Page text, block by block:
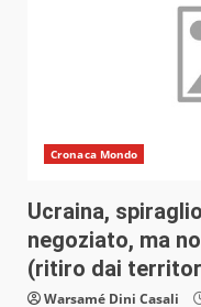
Cronaca Mondo
Ucraina,
negoziato, ma
(ritiro dai
Warsamé Dini Casali